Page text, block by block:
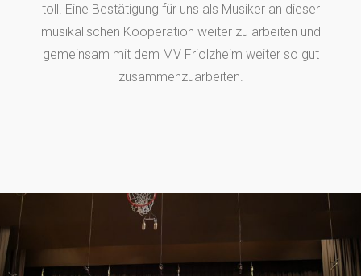
toll. Eine Bestätigung für uns als Musiker an dieser
musikalischen Kooperation weiter zu arbeiten und
gemeinsam mit dem MV Friolzheim weiter so gut
zusammenzuarbeiten.